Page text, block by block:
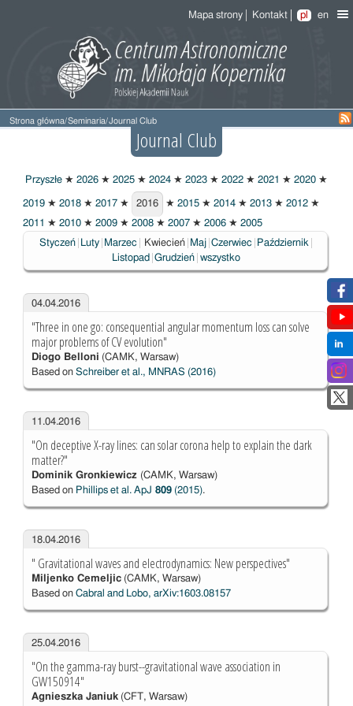
Mapa strony Kontakt pl en
Strona główna/Seminaria/Journal Club
Journal Club
Przyszłe ★ 2026 ★ 2025 ★ 2024 ★ 2023 ★ 2022 ★ 2021 ★ 2020 ★
2019 ★ 2018 ★ 2017 ★
2016
2016 ★ 2015 ★ 2014 ★ 2013 ★ 2012 ★
2011 ★ 2010 ★ 2009 ★ 2008 ★ 2007 ★ 2006 ★ 2005
Styczeń
Luty Marzec Wybrane
Kwiecień Maj Czerwiec
Październik
Listopad Grudzień wszystko
04.04.2016
"Three in one go: consequential angular momentum loss can solve
major problems of CV evolution"
Diogo Belloni (CAMK, Warsaw)
Based on Schreiber et al., MNRAS (2016)
11.04.2016
"On deceptive X-ray lines: can solar corona help to explain the dark
matter?"
Dominik Gronkiewicz (CAMK, Warsaw)
Based on Phillips et al. ApJ 809(2015).
18.04.2016
" Gravitational waves and electrodynamics: New perspectives"
Miljenko Cemeljic(CAMK, Warsaw)
Based on Cabral and Lobo, arXiv:1603.08157
25.04.2016
"On the gamma-ray burst--gravitational wave association in
GW150914"
Agnieszka Janiuk(CFT, Warsaw)